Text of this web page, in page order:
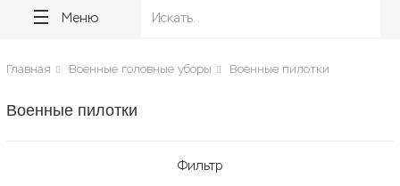
Меню
Главная Военные головные уборы Военные пилотки
Военные пилотки
Фильтр